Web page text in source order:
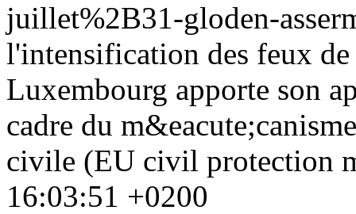
juillet%2B31-gloden-
l'intensification des feux
Luxembourg apporte son
cadre du
civile (EU civil protection
16:03:51 +0200